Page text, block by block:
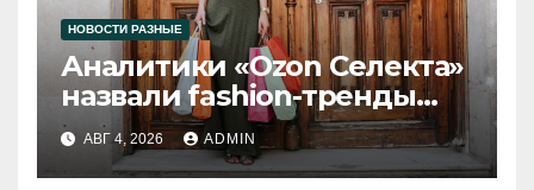
НОВОСТИ РАЗНЫЕ
Аналитики «Ozon Селекта»
назвали fashion-тренды
2026 года
АВГ 4, 2026 ADMIN